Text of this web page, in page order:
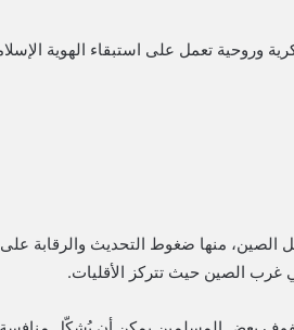
وروحية تعمل على استبقاء الهوية
الصين، منها ضغوط التحديث والرقابة على
غرب الصين حيث تتركز الأقليات.